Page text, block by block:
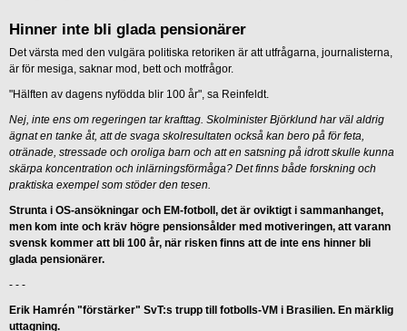
Hinner inte bli glada pensionärer
Det värsta med den vulgära politiska retoriken är att utfrågarna, journalisterna,
är för mesiga, saknar mod, bett och motfrågor.
"Hälften av dagens nyfödda blir 100 år", sa Reinfeldt.
Nej, inte ens om regeringen tar krafttag. Skolminister Björklund har väl aldrig
ägnat en tanke åt, att de svaga skolresultaten också kan bero på för feta,
otränade, stressade och oroliga barn och att en satsning på idrott skulle kunna
skärpa koncentration och inlärningsförmåga? Det finns både forskning och
praktiska exempel som stöder den tesen.
Strunta i OS-ansökningar och EM-fotboll, det är oviktigt i sammanhanget,
men kom inte och kräv högre pensionsålder med motiveringen, att varann
svensk kommer att bli 100 år, när risken finns att de inte ens hinner bli
glada pensionärer.
- - -
Erik Hamrén "förstärker" SvT:s trupp till fotbolls-VM i Brasilien. En märklig
uttagning.